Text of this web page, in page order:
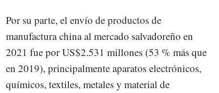
Por su parte, el envío de productos de
manufactura china al mercado salvadoreño en
2021 fue por US$2.531 millones (53 % más que
en 2019), principalmente aparatos electrónicos,
químicos, textiles, metales y material de